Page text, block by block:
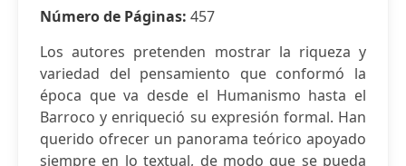
Número de Páginas: 457
Los autores pretenden mostrar la riqueza y
variedad del pensamiento que conformó la
época que va desde el Humanismo hasta el
Barroco y enriqueció su expresión formal. Han
querido ofrecer un panorama teórico apoyado
siempre en lo textual, de modo que se pueda